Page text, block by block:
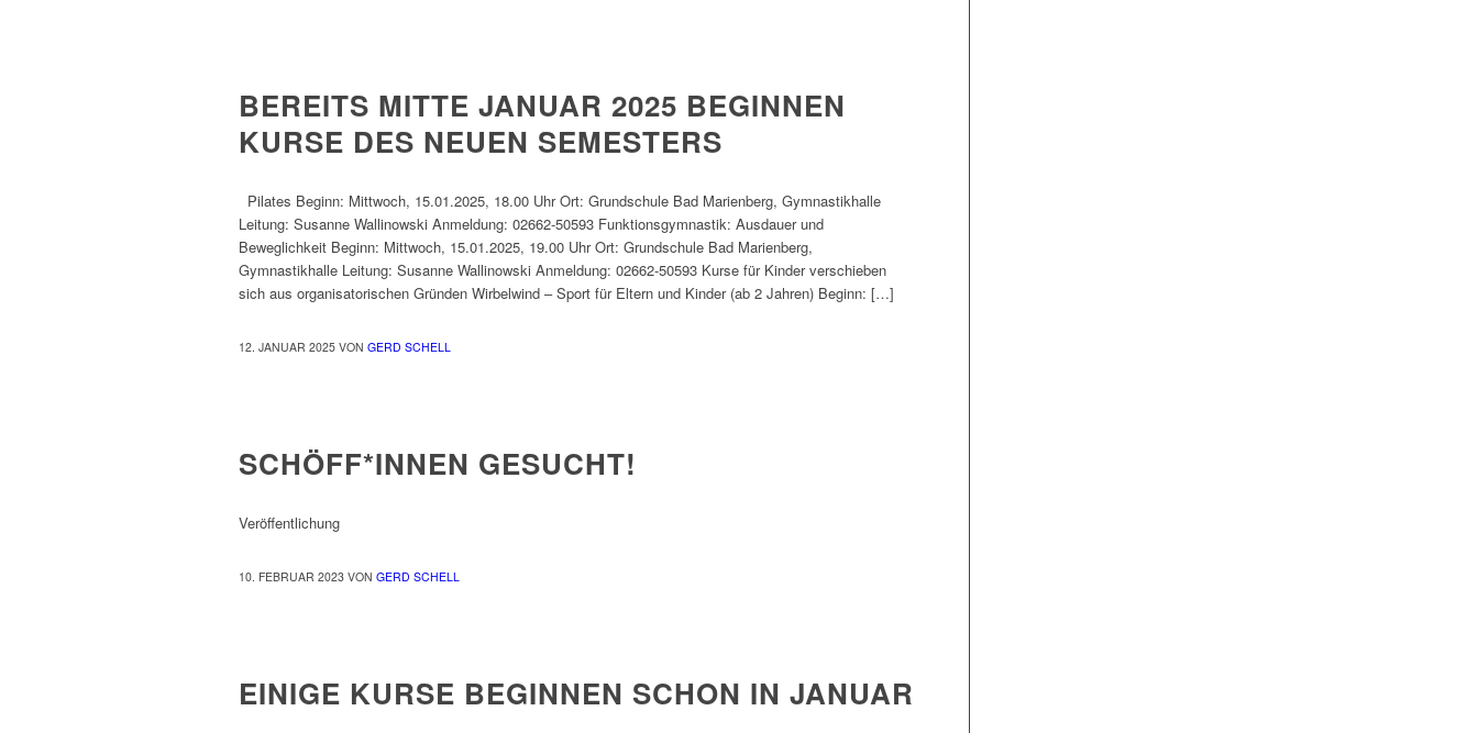
BEREITS MITTE JANUAR 2025 BEGINNEN
KURSE DES NEUEN SEMESTERS
Pilates Beginn: Mittwoch, 15.01.2025, 18.00 Uhr Ort: Grundschule Bad Marienberg, Gymnastikhalle
Leitung: Susanne Wallinowski Anmeldung: 02662-50593 Funktionsgymnastik: Ausdauer und
Beweglichkeit Beginn: Mittwoch, 15.01.2025, 19.00 Uhr Ort: Grundschule Bad Marienberg,
Gymnastikhalle Leitung: Susanne Wallinowski Anmeldung: 02662-50593 Kurse für Kinder verschieben
sich aus organisatorischen Gründen Wirbelwind – Sport für Eltern und Kinder (ab 2 Jahren) Beginn: […]
12. JANUAR 2025 VON GERD SCHELL
SCHÖFF*INNEN GESUCHT!
Veröffentlichung
10. FEBRUAR 2023 VON GERD SCHELL
EINIGE KURSE BEGINNEN SCHON IN JANUAR